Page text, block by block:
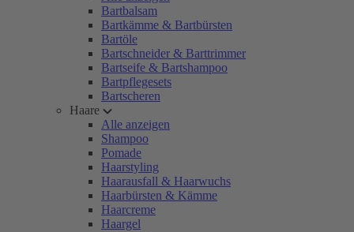
Bartbalsam
Bartkämme & Bartbürsten
Bartöle
Bartschneider & Barttrimmer
Bartseife & Bartshampoo
Bartpflegesets
Bartscheren
Haare
Alle anzeigen
Shampoo
Pomade
Haarstyling
Haarausfall & Haarwuchs
Haarbürsten & Kämme
Haarcreme
Haargel